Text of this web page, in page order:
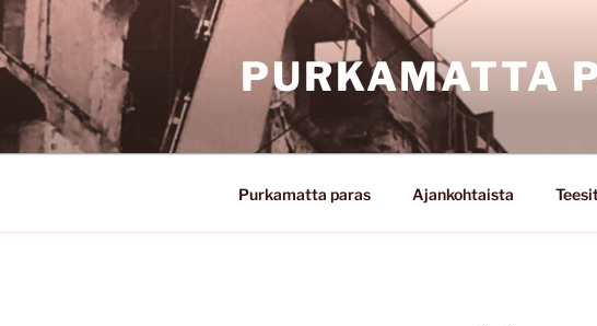
Siirry
sisältöön
PURKAMATTA
Purkamatta paras Ajankohtaista